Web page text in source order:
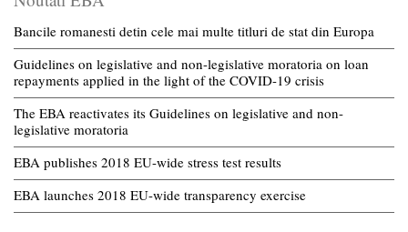
Bancile romanesti detin cele mai multe titluri de stat din Europa
Guidelines on legislative and non-legislative moratoria on loan
repayments applied in the light of the COVID-19 crisis
The EBA reactivates its Guidelines on legislative and non-
legislative moratoria
EBA publishes 2018 EU-wide stress test results
EBA launches 2018 EU-wide transparency exercise